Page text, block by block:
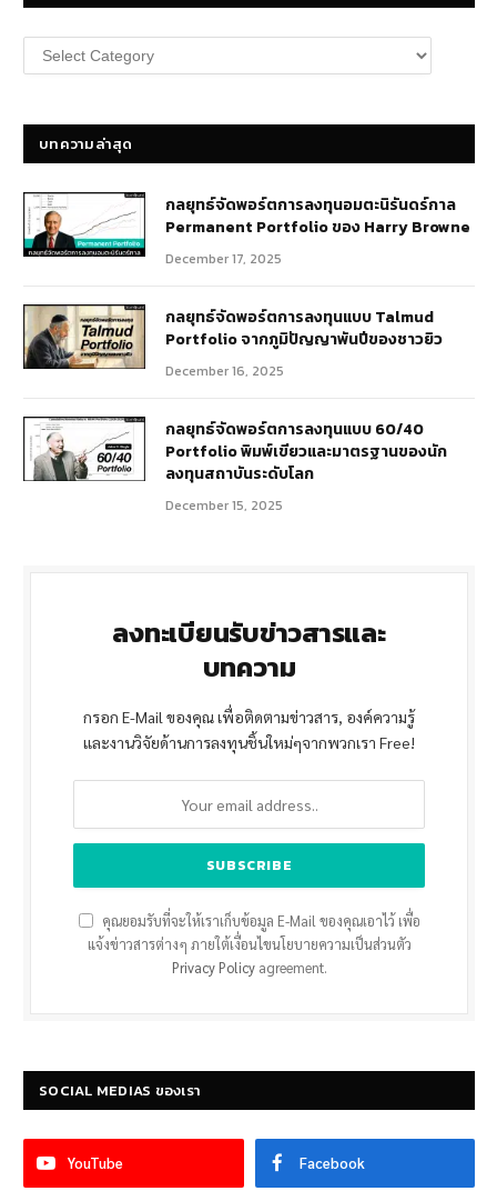
หมวด
หมู่
บทความล่าสุด
กลยุทธ์​จัดพอร์ตการลงทุนอมตะนิรันดร์กาล
Permanent Portfolio ของ Harry Browne
December 17, 2025
กลยุทธ์จัดพอร์ตการลงทุนแบบ Talmud
Portfolio จากภูมิปัญญาพันปีของชาวยิว
December 16, 2025
กลยุทธ์จัดพอร์ตการลงทุนแบบ 60/40
Portfolio พิมพ์เขียวและมาตรฐานของนัก
ลงทุนสถาบันระดับโลก
December 15, 2025
ลงทะเบียนรับข่าวสารและ
บทความ
กรอก E-Mail ของคุณ เพื่อติดตามข่าวสาร, องค์ความรู้
และงานวิจัยด้านการลงทุนชิ้นใหม่ๆจากพวกเรา Free!
คุณยอมรับที่จะให้เราเก็บข้อมูล E-Mail ของคุณเอาไว้ เพื่อ
แจ้งข่าวสารต่างๆ ภายใต้เงื่อนไขนโยบายความเป็นส่วนตัว
Privacy Policyagreement.
SOCIAL MEDIAS ของเรา
YouTube Facebook